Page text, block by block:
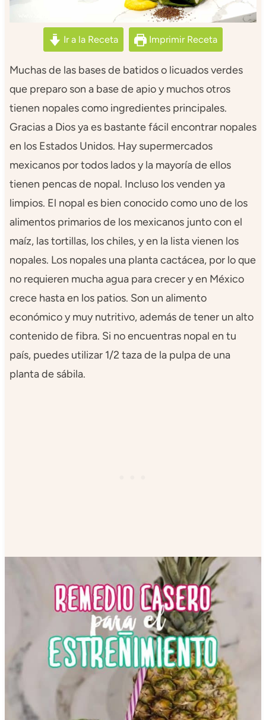
Ir a la Receta Imprimir Receta
Muchas de las bases de batidos o licuados verdes
que preparo son a base de apio y muchos otros
tienen nopales como ingredientes principales.
Gracias a Dios ya es bastante fácil encontrar nopales
en los Estados Unidos. Hay supermercados
mexicanos por todos lados y la mayoría de ellos
tienen pencas de nopal. Incluso los venden ya
limpios. El nopal es bien conocido como uno de los
alimentos primarios de los mexicanos junto con el
maíz, las tortillas, los chiles, y en la lista vienen los
nopales. Los nopales una planta cactácea, por lo que
no requieren mucha agua para crecer y en México
crece hasta en los patios. Son un alimento
económico y muy nutritivo, además de tener un alto
contenido de fibra. Si no encuentras nopal en tu
país, puedes utilizar 1/2 taza de la pulpa de una
planta de sábila.